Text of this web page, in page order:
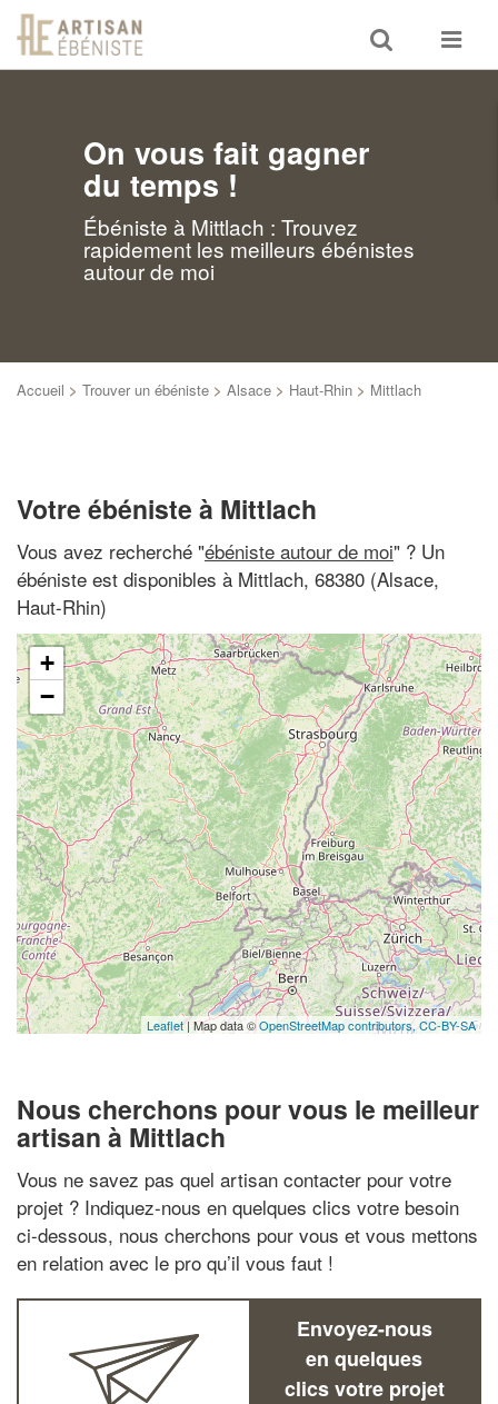
Toggle
search
Toggle
On vous fait gagner
du temps !
Ébéniste à Mittlach : Trouvez
rapidement les meilleurs ébénistes
autour de moi
Accueil > Trouver un ébéniste > Alsace > Haut-Rhin > Mittlach
Votre ébéniste à Mittlach
Vous avez recherché "ébéniste autour de moi" ? Un
ébéniste est disponibles à Mittlach, 68380 (Alsace,
Haut-Rhin)
+
−
Leaflet| Map data ©OpenStreetMap contributors, CC-BY-SA
Nous cherchons pour vous le meilleur
artisan à Mittlach
Vous ne savez pas quel artisan contacter pour votre
projet ? Indiquez-nous en quelques clics votre besoin
ci-dessous, nous cherchons pour vous et vous mettons
en relation avec le pro qu’il vous faut !
Envoyez-nous
en quelques
clics votre projet